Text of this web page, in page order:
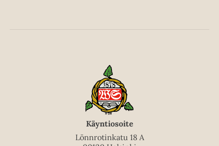
Käyntiosoite
Lönnrotinkatu 18 A